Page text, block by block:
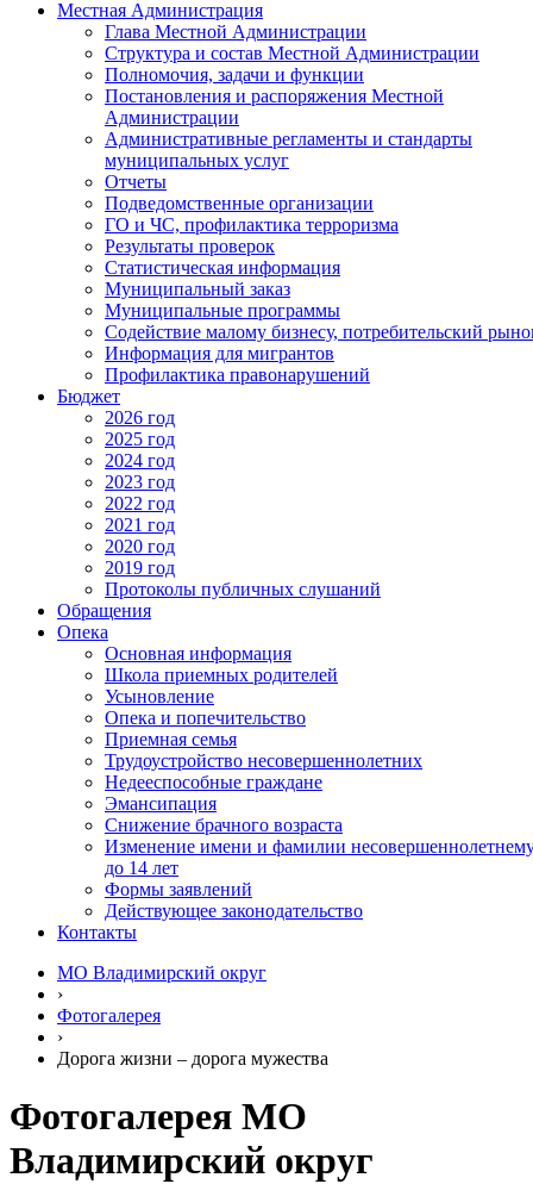
Местная Администрация
Глава Местной Администрации
Структура и состав Местной Администрации
Полномочия, задачи и функции
Постановления и распоряжения Местной
Администрации
Административные регламенты и стандарты
муниципальных услуг
Отчеты
Подведомственные организации
ГО и ЧС, профилактика терроризма
Результаты проверок
Статистическая информация
Муниципальный заказ
Муниципальные программы
Содействие малому бизнесу, потребительский
Информация для мигрантов
Профилактика правонарушений
Бюджет
2026 год
2025 год
2024 год
2023 год
2022 год
2021 год
2020 год
2019 год
Протоколы публичных слушаний
Обращения
Опека
Основная информация
Школа приемных родителей
Усыновление
Опека и попечительство
Приемная семья
Трудоустройство несовершеннолетних
Недееспособные граждане
Эмансипация
Снижение брачного возраста
Изменение имени и фамилии
до 14 лет
Формы заявлений
Действующее законодательство
Контакты
МО Владимирский округ
›
Фотогалерея
›
Дорога жизни – дорога мужества
Фотогалерея МО
Владимирский округ